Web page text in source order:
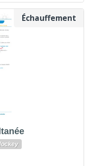
Échauffement